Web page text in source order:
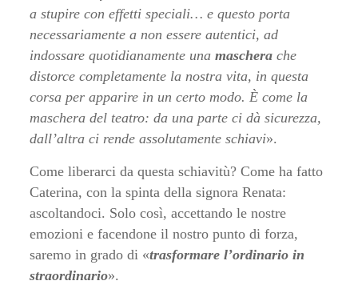
a stupire con effetti speciali… e questo porta
necessariamente a non essere autentici, ad
indossare quotidianamente una mascherache
distorce completamente la nostra vita, in questa
corsa per apparire in un certo modo. È come la
maschera del teatro: da una parte ci dà sicurezza,
dall’altra ci rende assolutamente schiavi».
Come liberarci da questa schiavitù? Come ha fatto
Caterina, con la spinta della signora Renata:
ascoltandoci. Solo così, accettando le nostre
emozioni e facendone il nostro punto di forza,
saremo in grado di «trasformare l’ordinario in
straordinario».